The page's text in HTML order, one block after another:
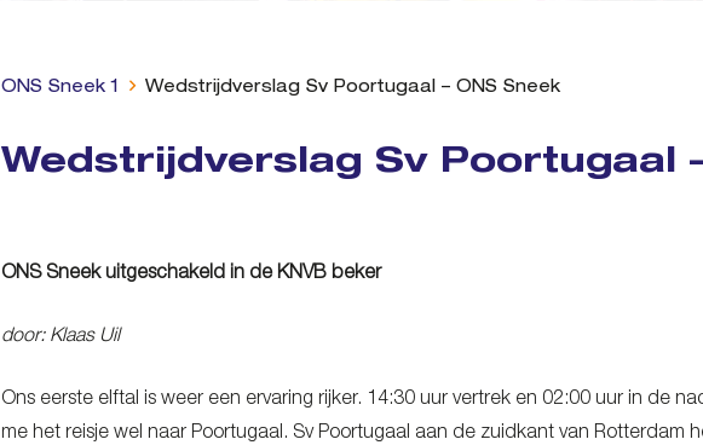
ONS Sneek 1 Wedstrijdverslag Sv Poortugaal – ONS Sneek
Wedstrijdverslag Sv Poortugaal
ONS Sneek uitgeschakeld in de KNVB beker
door: Klaas Uil
Ons eerste elftal is weer een ervaring rijker. 14:30 uur vertrek en 02:00 uur in de
me het reisje wel naar Poortugaal. Sv Poortugaal aan de zuidkant van Rotterdam